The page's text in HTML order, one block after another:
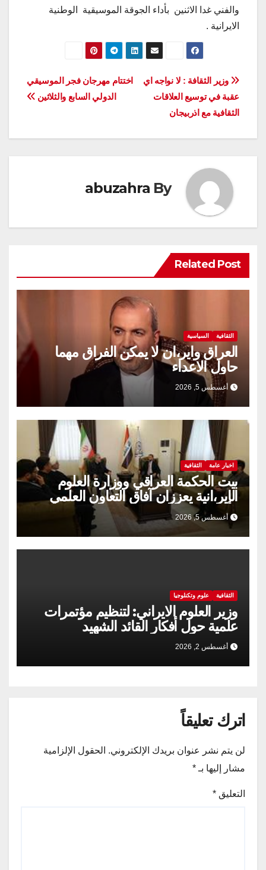
والفني غدا الاثنين بأداء الجوقة الموسيقية الوطنية
الايرانية .
تصفّح
المقالات
اختتام مهرجان فجر الموسيقي
الدولي السابع والثلاثين
وزير الثقافة : لا نواجه اي
عقبة في توسيع العلاقات
الثقافية مع اذربيجان
By
abuzahra
Related Post
الثقافية السياسية
العراق واير،ان لا يمكن الفراق مهما
حاول الاعداء
أغسطس 5, 2026
اخبار عامة الثقافية
بيت الحكمة العراقي ووزارة العلوم
الإير،انية يعززان آفاق التعاون العلمي
والثقافي.
أغسطس 5, 2026
الثقافية علوم وتكنلوجيا
وزير العلوم الايراني: لتنظيم مؤتمرات
علمية حول أفكار القائد الشهيد
أغسطس 2, 2026
اترك تعليقاً
لن يتم نشر عنوان بريدك الإلكتروني. الحقول الإلزامية
مشار إليها بـ *
التعليق *